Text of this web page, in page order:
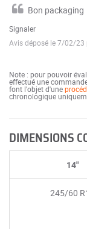
Bon packaging
Signaler
Avis déposé le 7/02/
Note : pour pouvoir
effectué une
font l'objet d'une
chronologique
DIMENSIONS
14"
245/60